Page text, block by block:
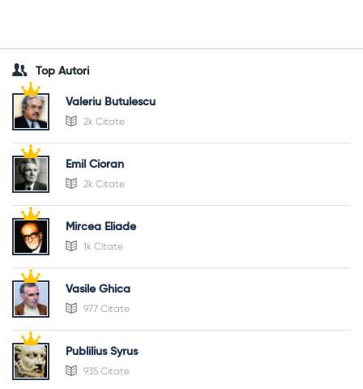
Top Autori
Valeriu Butulescu
2k Citate
Emil Cioran
2k Citate
Mircea Eliade
1k Citate
Vasile Ghica
977 Citate
Publilius Syrus
935 Citate